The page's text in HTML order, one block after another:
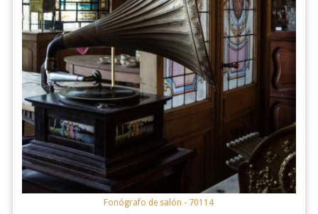
Fonógrafo de salón - 70114